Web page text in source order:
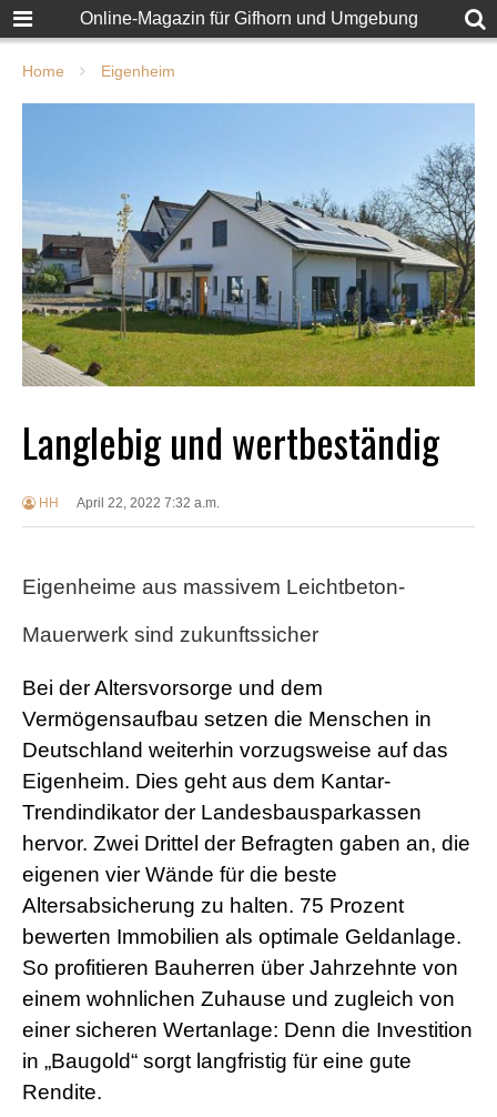
Online-Magazin für Gifhorn und Umgebung
Home Eigenheim
Langlebig und wertbeständig
HH April 22, 2022 7:32 a.m.
Eigenheime aus massivem Leichtbeton-
Mauerwerk sind zukunftssicher
Bei der Altersvorsorge und dem
Vermögensaufbau setzen die Menschen in
Deutschland weiterhin vorzugsweise auf das
Eigenheim. Dies geht aus dem Kantar-
Trendindikator der Landesbausparkassen
hervor. Zwei Drittel der Befragten gaben an, die
eigenen vier Wände für die beste
Altersabsicherung zu halten. 75 Prozent
bewerten Immobilien als optimale Geldanlage.
So profitieren Bauherren über Jahrzehnte von
einem wohnlichen Zuhause und zugleich von
einer sicheren Wertanlage: Denn die Investition
in „Baugold“ sorgt langfristig für eine gute
Rendite.